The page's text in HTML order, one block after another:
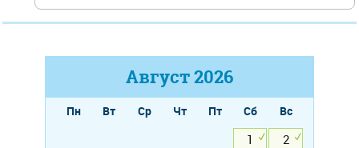
Август2026
Пн Вт Ср Чт Пт Сб
Вс
1
2